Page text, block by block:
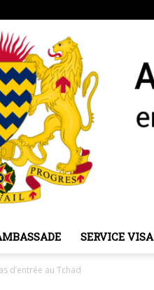
SERVICE VISA
d’entrée au Tchad